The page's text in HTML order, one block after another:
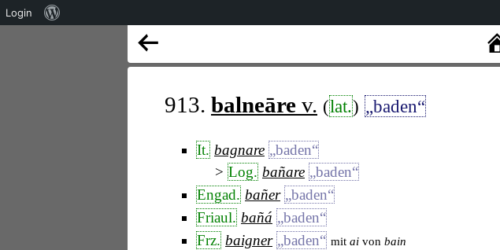
913. balneāre v. (lat.) „baden“
It. bagnare „baden“
Log. bañare „baden“
Engad. bañer „baden“
Friaul. bañá „baden“
Frz. baigner „baden“ mit ai von bain
Login